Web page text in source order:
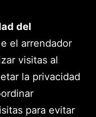
del
el arrendador
visitas al
la privacidad
para evitar